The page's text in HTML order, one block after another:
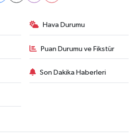
Hava Durumu
Puan Durumu ve Fikstür
Son Dakika Haberleri